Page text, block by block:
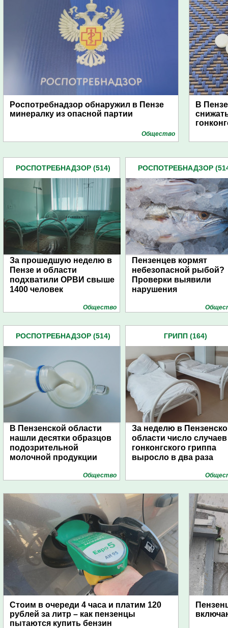
Роспотребнадзор обнаружил в Пензе
минералку из опасной партии
Общество
В
РОСПОТРЕБНАДЗОР (514)
За прошедшую неделю в
Пензе и области
подхватили ОРВИ свыше
1400 человек
Общество
РОСПОТРЕБНАДЗОР
Пензенцев кормят
небезопасной рыбой?
Проверки выявили
нарушения
РОСПОТРЕБНАДЗОР (514)
В Пензенской области
нашли десятки образцов
подозрительной
молочной продукции
Общество
ГРИПП (164)
За неделю в
области число случаев
гонконгского гриппа
выросло в два раза
Стоим в очереди 4 часа и платим 120
рублей за литр – как пензенцы
пытаются купить бензин